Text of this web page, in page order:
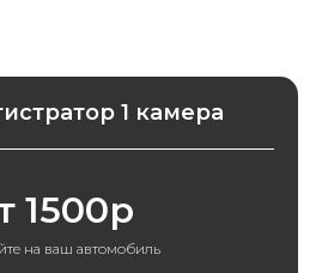
1 камера
1500р
на ваш автомобиль